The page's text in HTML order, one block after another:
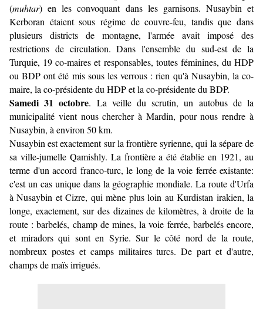
(muhtar) en les convoquant dans les garnisons. Nusaybin et
Kerboran étaient sous régime de couvre-feu, tandis que dans
plusieurs districts de montagne, l'armée avait imposé des
restrictions de circulation. Dans l'ensemble du sud-est de la
Turquie, 19 co-maires et responsables, toutes féminines, du HDP
ou BDP ont été mis sous les verrous : rien qu'à Nusaybin, la co-
maire, la co-présidente du HDP et la co-présidente du BDP.
Samedi 31 octobre. La veille du scrutin, un autobus de la
municipalité vient nous chercher à Mardin, pour nous rendre à
Nusaybin, à environ 50 km.
Nusaybin est exactement sur la frontière syrienne, qui la sépare de
sa ville-jumelle Qamishly. La frontière a été établie en 1921, au
terme d'un accord franco-turc, le long de la voie ferrée existante:
c'est un cas unique dans la géographie mondiale. La route d'Urfa
à Nusaybin et Cizre, qui mène plus loin au Kurdistan irakien, la
longe, exactement, sur des dizaines de kilomètres, à droite de la
route : barbelés, champ de mines, la voie ferrée, barbelés encore,
et miradors qui sont en Syrie. Sur le côté nord de la route,
nombreux postes et camps militaires turcs.De part et d'autre,
champs de maïs irrigués.